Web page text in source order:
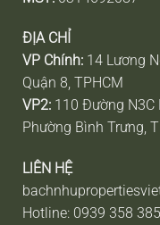
ĐỊA CHỈ
VP Chính: 14 Lương
Quận 8, TPHCM
VP2: 110 Đường N3C
Phường Bình Trưng,
LlÊN HỆ
Hotline: 0939 358 385